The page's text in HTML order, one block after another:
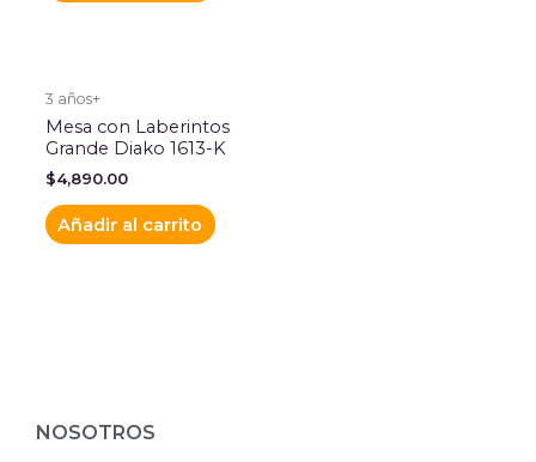
3 años+
Mesa con Laberintos
Grande Diako 1613-K
$4,890.00
Añadir al carrito
NOSOTROS